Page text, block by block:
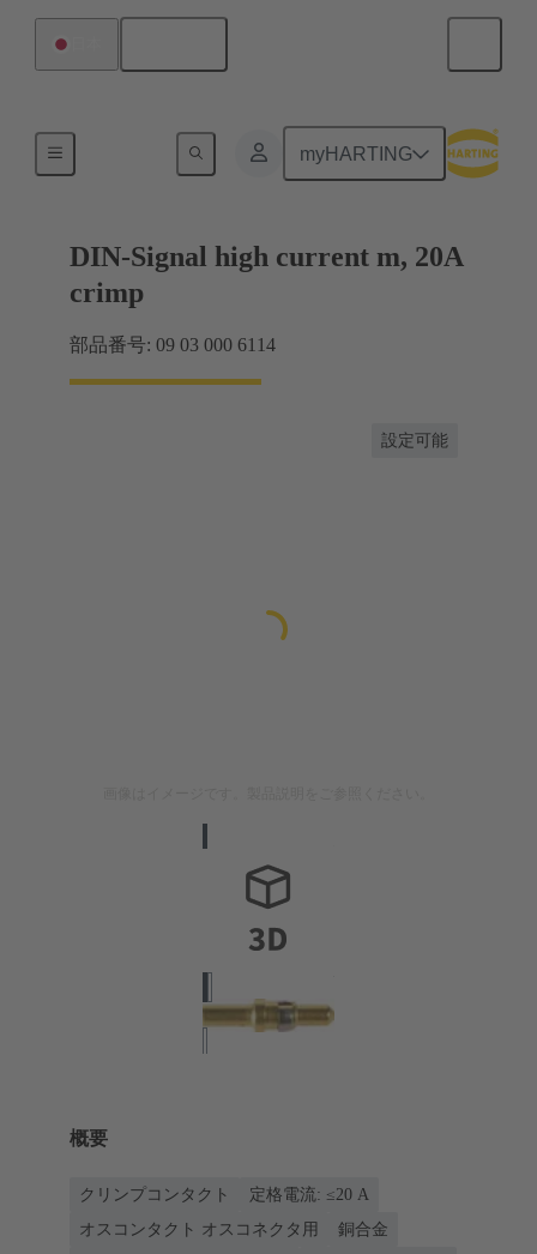
myHARTING
DIN-Signal high current m, 20A
crimp
部品番号: 09 03 000 6114
設定可能
概要
クリンプコンタクト
定格電流: ≤20 A
オスコンタクト オスコネクタ用
銅合金